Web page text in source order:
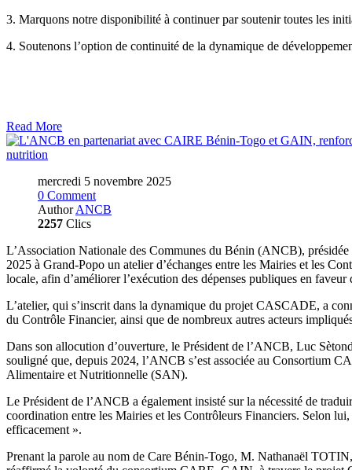
3. Marquons notre disponibilité à continuer par soutenir toutes les
4. Soutenons l’option de continuité de la dynamique de
Read More
mercredi 5 novembre 2025
0 Comment
AuthorANCB
2257 Clics
L’Association Nationale des Communes du Bénin (ANCB),
2025 à Grand-Popo un atelier d’échanges entre les Mairies et les
locale, afin d’améliorer l’exécution des dépenses publiques en
L’atelier, qui s’inscrit dans la dynamique du projet CASCADE, a
du Contrôle Financier, ainsi que de nombreux autres acteurs
Dans son allocution d’ouverture, le Président de l’ANCB, Luc
souligné que, depuis 2024, l’ANCB s’est associée au Consortium
Alimentaire et Nutritionnelle (SAN).
Le Président de l’ANCB a également insisté sur la nécessité de
coordination entre les Mairies et les Contrôleurs Financiers. Selon
efficacement ».
Prenant la parole au nom de Care Bénin-Togo, M. Nathanaël